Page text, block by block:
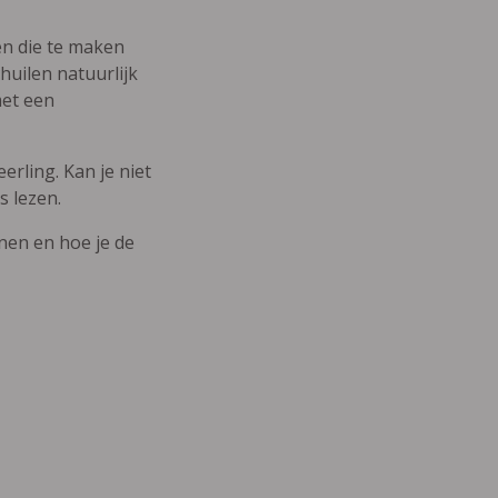
die te maken
natuurlijk
een
Kan je niet
lezen.
en hoe je de